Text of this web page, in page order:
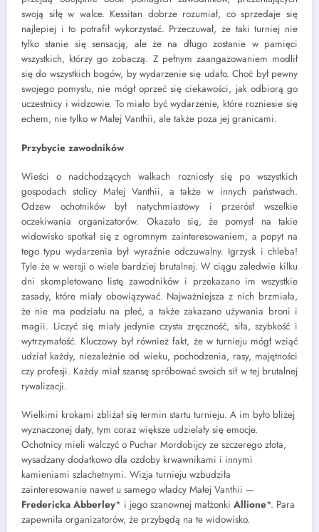
swoją siłę w walce. Kessitan dobrze rozumiał, co sprzedaje się
najlepiej i to potrafił wykorzystać. Przeczuwał, że taki turniej nie
tylko stanie się sensacją, ale że na długo zostanie w pamięci
wszystkich, którzy go zobaczą. Z pełnym zaangażowaniem modlił
się do wszystkich bogów, by wydarzenie się udało. Choć był pewny
swojego pomysłu, nie mógł oprzeć się ciekawości, jak odbiorą go
uczestnicy i widzowie. To miało być wydarzenie, które rozniesie się
echem, nie tylko w Małej Vanthii, ale także poza jej granicami.
Przybycie zawodników
Wieści o nadchodzących walkach rozniosły się po wszystkich
gospodach stolicy Małej Vanthii, a także w innych państwach.
Odzew ochotników był natychmiastowy i przerósł wszelkie
oczekiwania organizatorów. Okazało się, że pomysł na takie
widowisko spotkał się z ogromnym zainteresowaniem, a popyt na
tego typu wydarzenia był wyraźnie odczuwalny. Igrzysk i chleba!
Tyle że w wersji o wiele bardziej brutalnej. W ciągu zaledwie kilku
dni skompletowano listę zawodników i przekazano im wszystkie
zasady, które miały obowiązywać. Najważniejsza z nich brzmiała,
że nie ma podziału na płeć, a także zakazano używania broni i
magii. Liczyć się miały jedynie czysta zręczność, siła, szybkość i
wytrzymałość. Kluczowy był również fakt, że w turnieju mógł wziąć
udział każdy, niezależnie od wieku, pochodzenia, rasy, majętności
czy profesji. Każdy miał szansę spróbować swoich sił w tej brutalnej
rywalizacji.
Wielkimi krokami zbliżał się termin startu turnieju. A im było bliżej
wyznaczonej daty, tym coraz większe udzielały się emocje.
Ochotnicy mieli walczyć o Puchar Mordobijcy ze szczerego złota,
wysadzany dodatkowo dla ozdoby krwawnikami i innymi
kamieniami szlachetnymi. Wizja turnieju wzbudziła
zainteresowanie nawet u samego władcy Małej Vanthii —
Fredericka Abberley* i jego szanownej małżonki Allione*. Para
zapewniła organizatorów, że przybędą na te widowisko.